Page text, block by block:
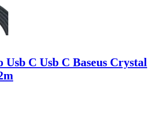
Usb C Usb C Baseus Crystal